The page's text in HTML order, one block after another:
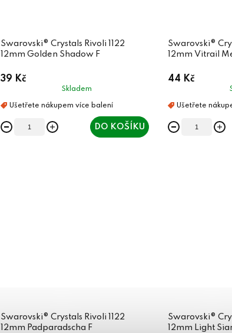
Swarovski® Crystals Rivoli 1122
12mm Golden Shadow F
39 Kč
Skladem
DO KOŠÍKU
Swarovski®
12mm Vitrail
44 Kč
Swarovski® Crystals Rivoli 1122
12mm Padparadscha F
Swarovski®
12mm Light